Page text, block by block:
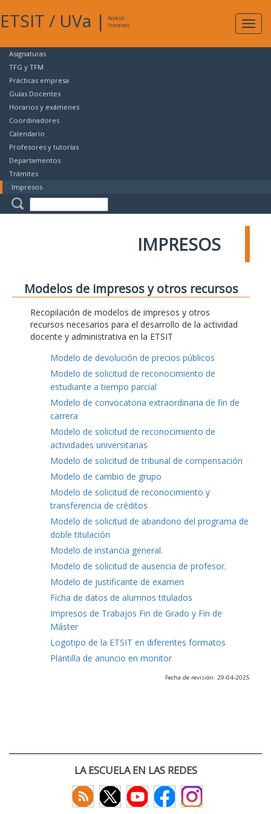
ETSIT / UVa |
Acceso
Intranet
Asignaturas
TFG y TFM
Prácticas empresa
Guías Docentes
Horarios y exámenes
Coordinadores
Calendario
Profesores y tutorías
Departamentos
Trámites
Impresos
IMPRESOS
Modelos de impresos y otros recursos
Recopilación de modelos de impresos y otros
recursos necesarios para el desarrollo de la actividad
docente y administrativa en la ETSIT
Modelo de devolución de precios públicos
Modelo de solicitud de reconocimiento de
estudiante a tiempo parcial
Modelo de convocatoria extraordinaria de fin de
carrera
Modelo de solicitud de reconocimiento de
actividades universitarias
Modelo de solicitud de tribunal de compensación
Modelo de cambio de grupo
Modelo de solicitud de reconocimiento y
transferencia de créditos
Modelo de solicitud de abandono del programa de
doble titulación
Modelo de instancia general.
Modelo de solicitud de ausencia de profesor.
Modelo de justificante de examen
Ficha de datos de alumnos titulados
Impresos de Trabajos Fin de Grado y Fin de
Máster
Logotipo de la ETSIT en diferentes formatos
Plantilla de anuncio en monitor
Fecha de revisión: 29-04-2025
LA ESCUELA EN LAS REDES